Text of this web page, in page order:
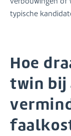
typische
Hoe
twin bij